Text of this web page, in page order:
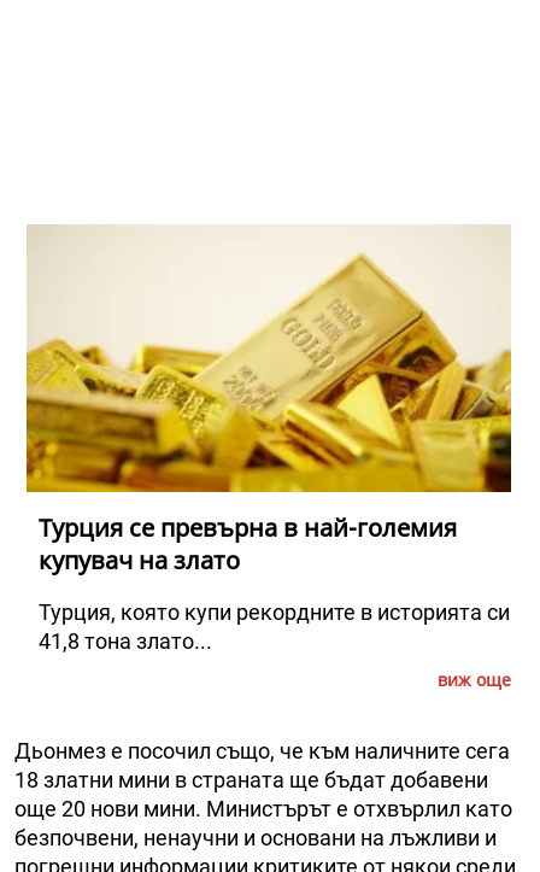
Турция се превърна в най-големия
купувач на злато
Турция, която купи рекордните в историята си
41,8 тона злато...
виж още
Дьонмез е посочил също, че към наличните сега
18 златни мини в страната ще бъдат добавени
още 20 нови мини. Министърът е отхвърлил като
безпочвени, ненаучни и основани на лъжливи и
погрешни информации критиките от някои среди